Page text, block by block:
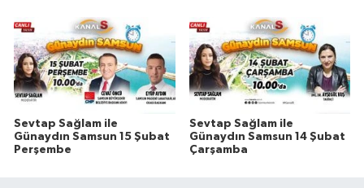
Sevtap Sağlam ile
Günaydın Samsun 15 Şubat
Perşembe
Sevtap Sağlam ile
Günaydın Samsun 14 Şubat
Çarşamba